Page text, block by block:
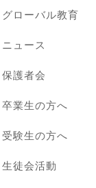
グローバル教育
ニュース
保護者会
卒業生の方へ
受験生の方へ
生徒会活動